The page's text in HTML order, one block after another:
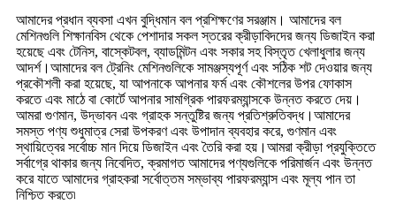
আমাদের প্রধান ব্যবসা এখন বুদ্ধিমান বল প্রশিক্ষণের সরঞ্জাম। আমাদের বল
মেশিনগুলি শিক্ষানবিস থেকে পেশাদার সকল স্তরের ক্রীড়াবিদদের জন্য ডিজাইন করা
হয়েছে এবং টেনিস, বাস্কেটবল, ব্যাডমিন্টন এবং সকার সহ বিস্তৃত খেলাধুলার জন্য
আদর্শ।আমাদের বল ট্রেনিং মেশিনগুলিকে সামঞ্জস্যপূর্ণ এবং সঠিক শট দেওয়ার জন্য
প্রকৌশলী করা হয়েছে, যা আপনাকে আপনার ফর্ম এবং কৌশলের উপর ফোকাস
করতে এবং মাঠে বা কোর্টে আপনার সামগ্রিক পারফরম্যান্সকে উন্নত করতে দেয়।
আমরা গুণমান, উদ্ভাবন এবং গ্রাহক সন্তুষ্টির জন্য প্রতিশ্রুতিবদ্ধ।আমাদের
সমস্ত পণ্য শুধুমাত্র সেরা উপকরণ এবং উপাদান ব্যবহার করে, গুণমান এবং
স্থায়িত্বের সর্বোচ্চ মান দিয়ে ডিজাইন এবং তৈরি করা হয়।আমরা ক্রীড়া প্রযুক্তিতে
সর্বাগ্রে থাকার জন্য নিবেদিত, ক্রমাগত আমাদের পণ্যগুলিকে পরিমার্জন এবং উন্নত
করে যাতে আমাদের গ্রাহকরা সর্বোত্তম সম্ভাব্য পারফরম্যান্স এবং মূল্য পান তা
নিশ্চিত করতে৷